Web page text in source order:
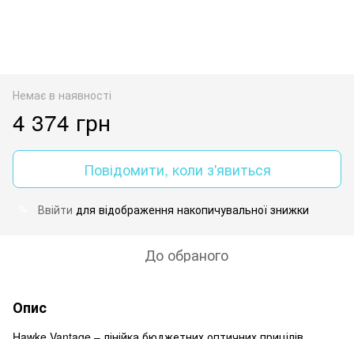
Немає в наявності
4 374 грн
Повідомити, коли з'явиться
Ввійти для відображення накопичувальної знижки
До обраного
Опис